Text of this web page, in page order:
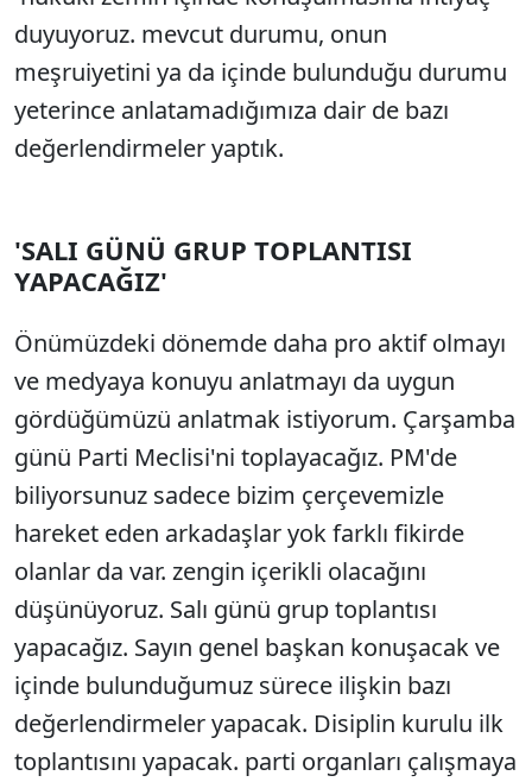
duyuyoruz. mevcut durumu, onun
meşruiyetini ya da içinde bulunduğu durumu
yeterince anlatamadığımıza dair de bazı
değerlendirmeler yaptık.
'SALI GÜNÜ GRUP TOPLANTISI
YAPACAĞIZ'
Önümüzdeki dönemde daha pro aktif olmayı
ve medyaya konuyu anlatmayı da uygun
gördüğümüzü anlatmak istiyorum. Çarşamba
günü Parti Meclisi'ni toplayacağız. PM'de
biliyorsunuz sadece bizim çerçevemizle
hareket eden arkadaşlar yok farklı fikirde
olanlar da var. zengin içerikli olacağını
düşünüyoruz. Salı günü grup toplantısı
yapacağız. Sayın genel başkan konuşacak ve
içinde bulunduğumuz sürece ilişkin bazı
değerlendirmeler yapacak. Disiplin kurulu ilk
toplantısını yapacak. parti organları çalışmaya